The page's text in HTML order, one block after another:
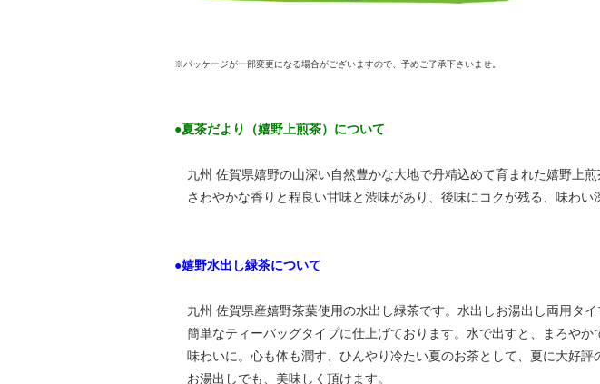
※パッケージが一部変更になる場合がございますので、予めご了承下さいませ。
●夏茶だより（嬉野上煎茶）について
九州 佐賀県嬉野の山深い自然豊かな大地で丹精込めて育まれた嬉野上煎
さわやかな香りと程良い甘味と渋味があり、後味にコクが残る、味わい
●嬉野水出し緑茶について
九州 佐賀県産嬉野茶葉使用の水出し緑茶です。水出しお湯出し両用タイ
簡単なティーバッグタイプに仕上げております。水で出すと、まろやか
味わいに。心も体も潤す、ひんやり冷たい夏のお茶として、夏に大好評
お湯出しでも、美味しく頂けます。